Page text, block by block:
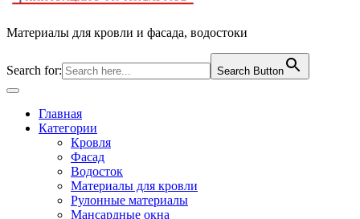
Материалы для кровли и фасада, водостоки
Search for: Search Button
Open
ButtonГлавная
Категории
Кровля
Фасад
Водосток
Материалы для кровли
Рулонные материалы
Мансардные окна